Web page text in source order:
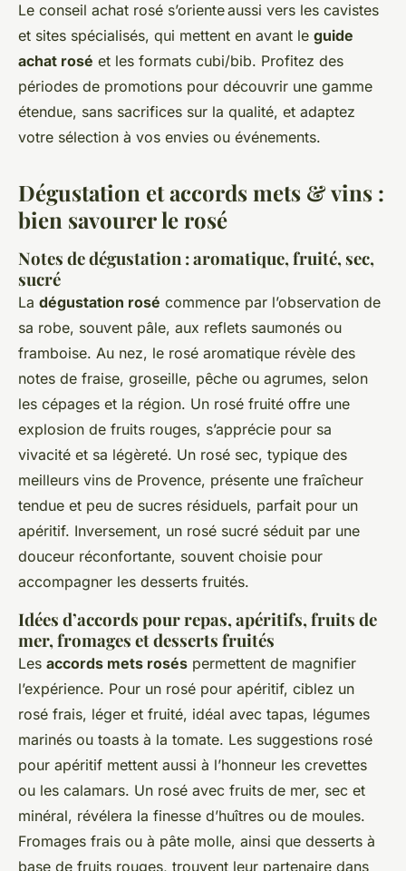
Le conseil achat rosé s’oriente aussi vers les cavistes
et sites spécialisés, qui mettent en avant le guide
achat rosé et les formats cubi/bib. Profitez des
périodes de promotions pour découvrir une gamme
étendue, sans sacrifices sur la qualité, et adaptez
votre sélection à vos envies ou événements.
Dégustation et accords mets & vins :
bien savourer le rosé
Notes de dégustation : aromatique, fruité, sec,
sucré
La dégustation rosé commence par l’observation de
sa robe, souvent pâle, aux reflets saumonés ou
framboise. Au nez, le rosé aromatique révèle des
notes de fraise, groseille, pêche ou agrumes, selon
les cépages et la région. Un rosé fruité offre une
explosion de fruits rouges, s’apprécie pour sa
vivacité et sa légèreté. Un rosé sec, typique des
meilleurs vins de Provence, présente une fraîcheur
tendue et peu de sucres résiduels, parfait pour un
apéritif. Inversement, un rosé sucré séduit par une
douceur réconfortante, souvent choisie pour
accompagner les desserts fruités.
Idées d’accords pour repas, apéritifs, fruits de
mer, fromages et desserts fruités
Les accords mets rosés permettent de magnifier
l’expérience. Pour un rosé pour apéritif, ciblez un
rosé frais, léger et fruité, idéal avec tapas, légumes
marinés ou toasts à la tomate. Les suggestions rosé
pour apéritif mettent aussi à l’honneur les crevettes
ou les calamars. Un rosé avec fruits de mer, sec et
minéral, révélera la finesse d’huîtres ou de moules.
Fromages frais ou à pâte molle, ainsi que desserts à
base de fruits rouges, trouvent leur partenaire dans